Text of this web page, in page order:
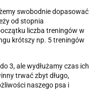
swobodnie dopasować
od stopnia
liczba treningów w
krótszy np. 5 treningów
3, ale wydłużamy czas ich
trwać zbyt długo,
naszego psa i